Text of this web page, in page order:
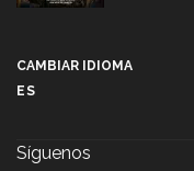
CAMBIAR IDIOMA
ES
Síguenos